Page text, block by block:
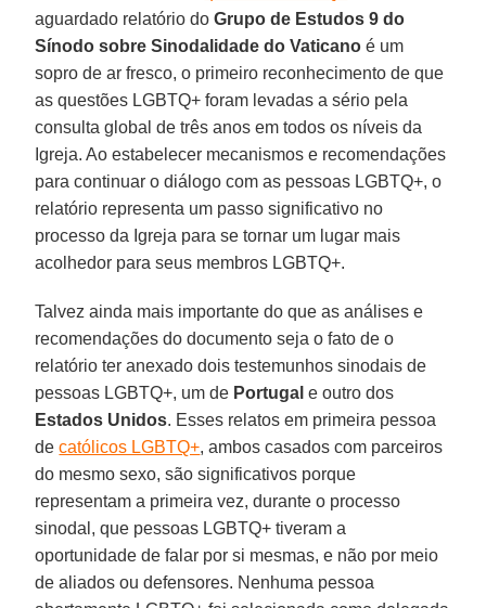
aguardado relatório doGrupo de Estudos 9 do
Sínodo sobre Sinodalidade do Vaticano é um
sopro de ar fresco, o primeiro reconhecimento de que
as questões LGBTQ+ foram levadas a sério pela
consulta global de três anos em todos os níveis da
Igreja. Ao estabelecer mecanismos e recomendações
para continuar o diálogo com as pessoas LGBTQ+, o
relatório representa um passo significativo no
processo da Igreja para se tornar um lugar mais
acolhedor para seus membros LGBTQ+.
Talvez ainda mais importante do que as análises e
recomendações do documento seja o fato de o
relatório ter anexado dois testemunhos sinodais de
pessoas LGBTQ+, um de Portugal e outro dos
Estados Unidos. Esses relatos em primeira pessoa
decatólicos LGBTQ+, ambos casados ​​com parceiros
do mesmo sexo, são significativos porque
representam a primeira vez, durante o processo
sinodal, que pessoas LGBTQ+ tiveram a
oportunidade de falar por si mesmas, e não por meio
de aliados ou defensores. Nenhuma pessoa